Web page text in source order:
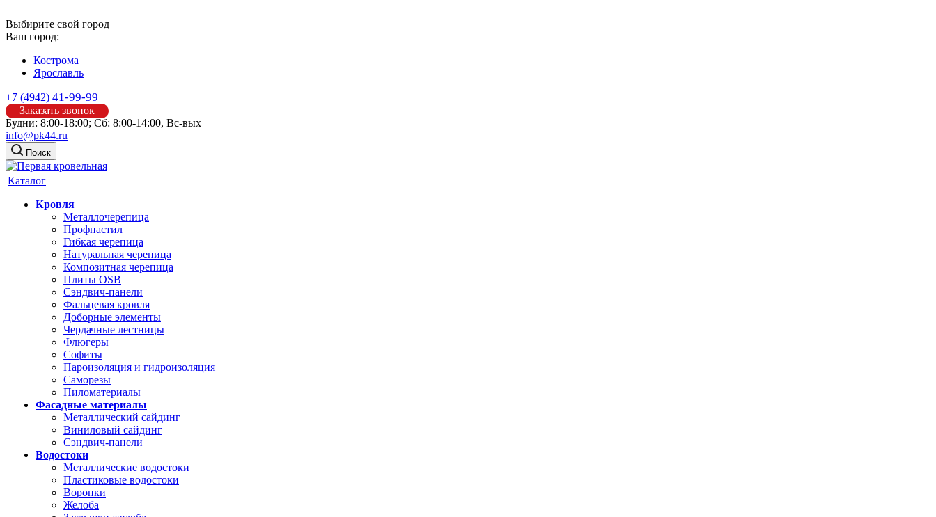
Выбирите свой город
Ваш город:
Кострома
Ярославль
+7 (4942) 41-99-99
Заказать звонок
Будни: 8:00-18:00; Сб: 8:00-14:00, Вс-вых
info@pk44.ru
Поиск
Каталог
Кровля
Металлочерепица
Профнастил
Гибкая черепица
Натуральная черепица
Композитная черепица
Плиты OSB
Сэндвич-панели
Фальцевая кровля
Доборные элементы
Чердачные лестницы
Флюгеры
Софиты
Пароизоляция и гидроизоляция
Саморезы
Пиломатериалы
Фасадные материалы
Металлический сайдинг
Виниловый сайдинг
Сэндвич-панели
Водостоки
Металлические водостоки
Пластиковые водостоки
Воронки
Желоба